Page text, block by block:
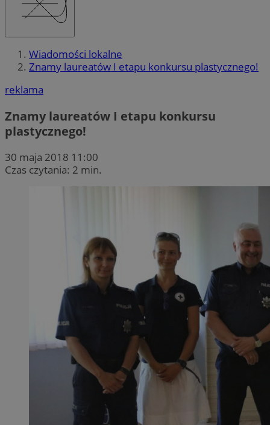
Wiadomości lokalne
Znamy laureatów I etapu konkursu plastycznego!
reklama
Znamy laureatów I etapu konkursu
plastycznego!
30 maja 2018 11:00
Czas czytania: 2 min.